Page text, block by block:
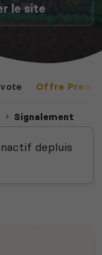
Loose
le site
Offre
Signalement
depluis